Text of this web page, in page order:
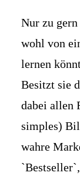
Nur zu
wohl von
lernen
Besitzt sie
dabei allen
simples)
wahre